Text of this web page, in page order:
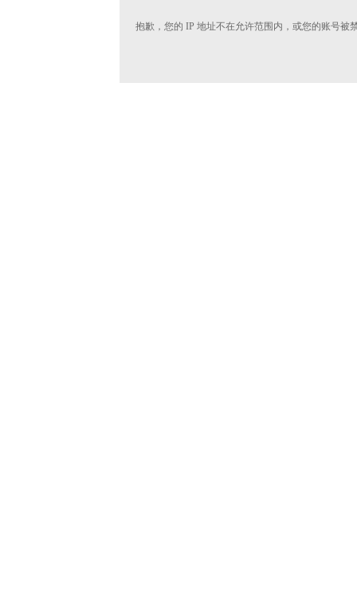
抱歉，您的 IP 地址不在允许范围内，或您的账号被